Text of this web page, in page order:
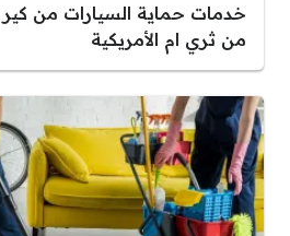
خدمات حماية السيارات من
من ثري ام الأمريكية